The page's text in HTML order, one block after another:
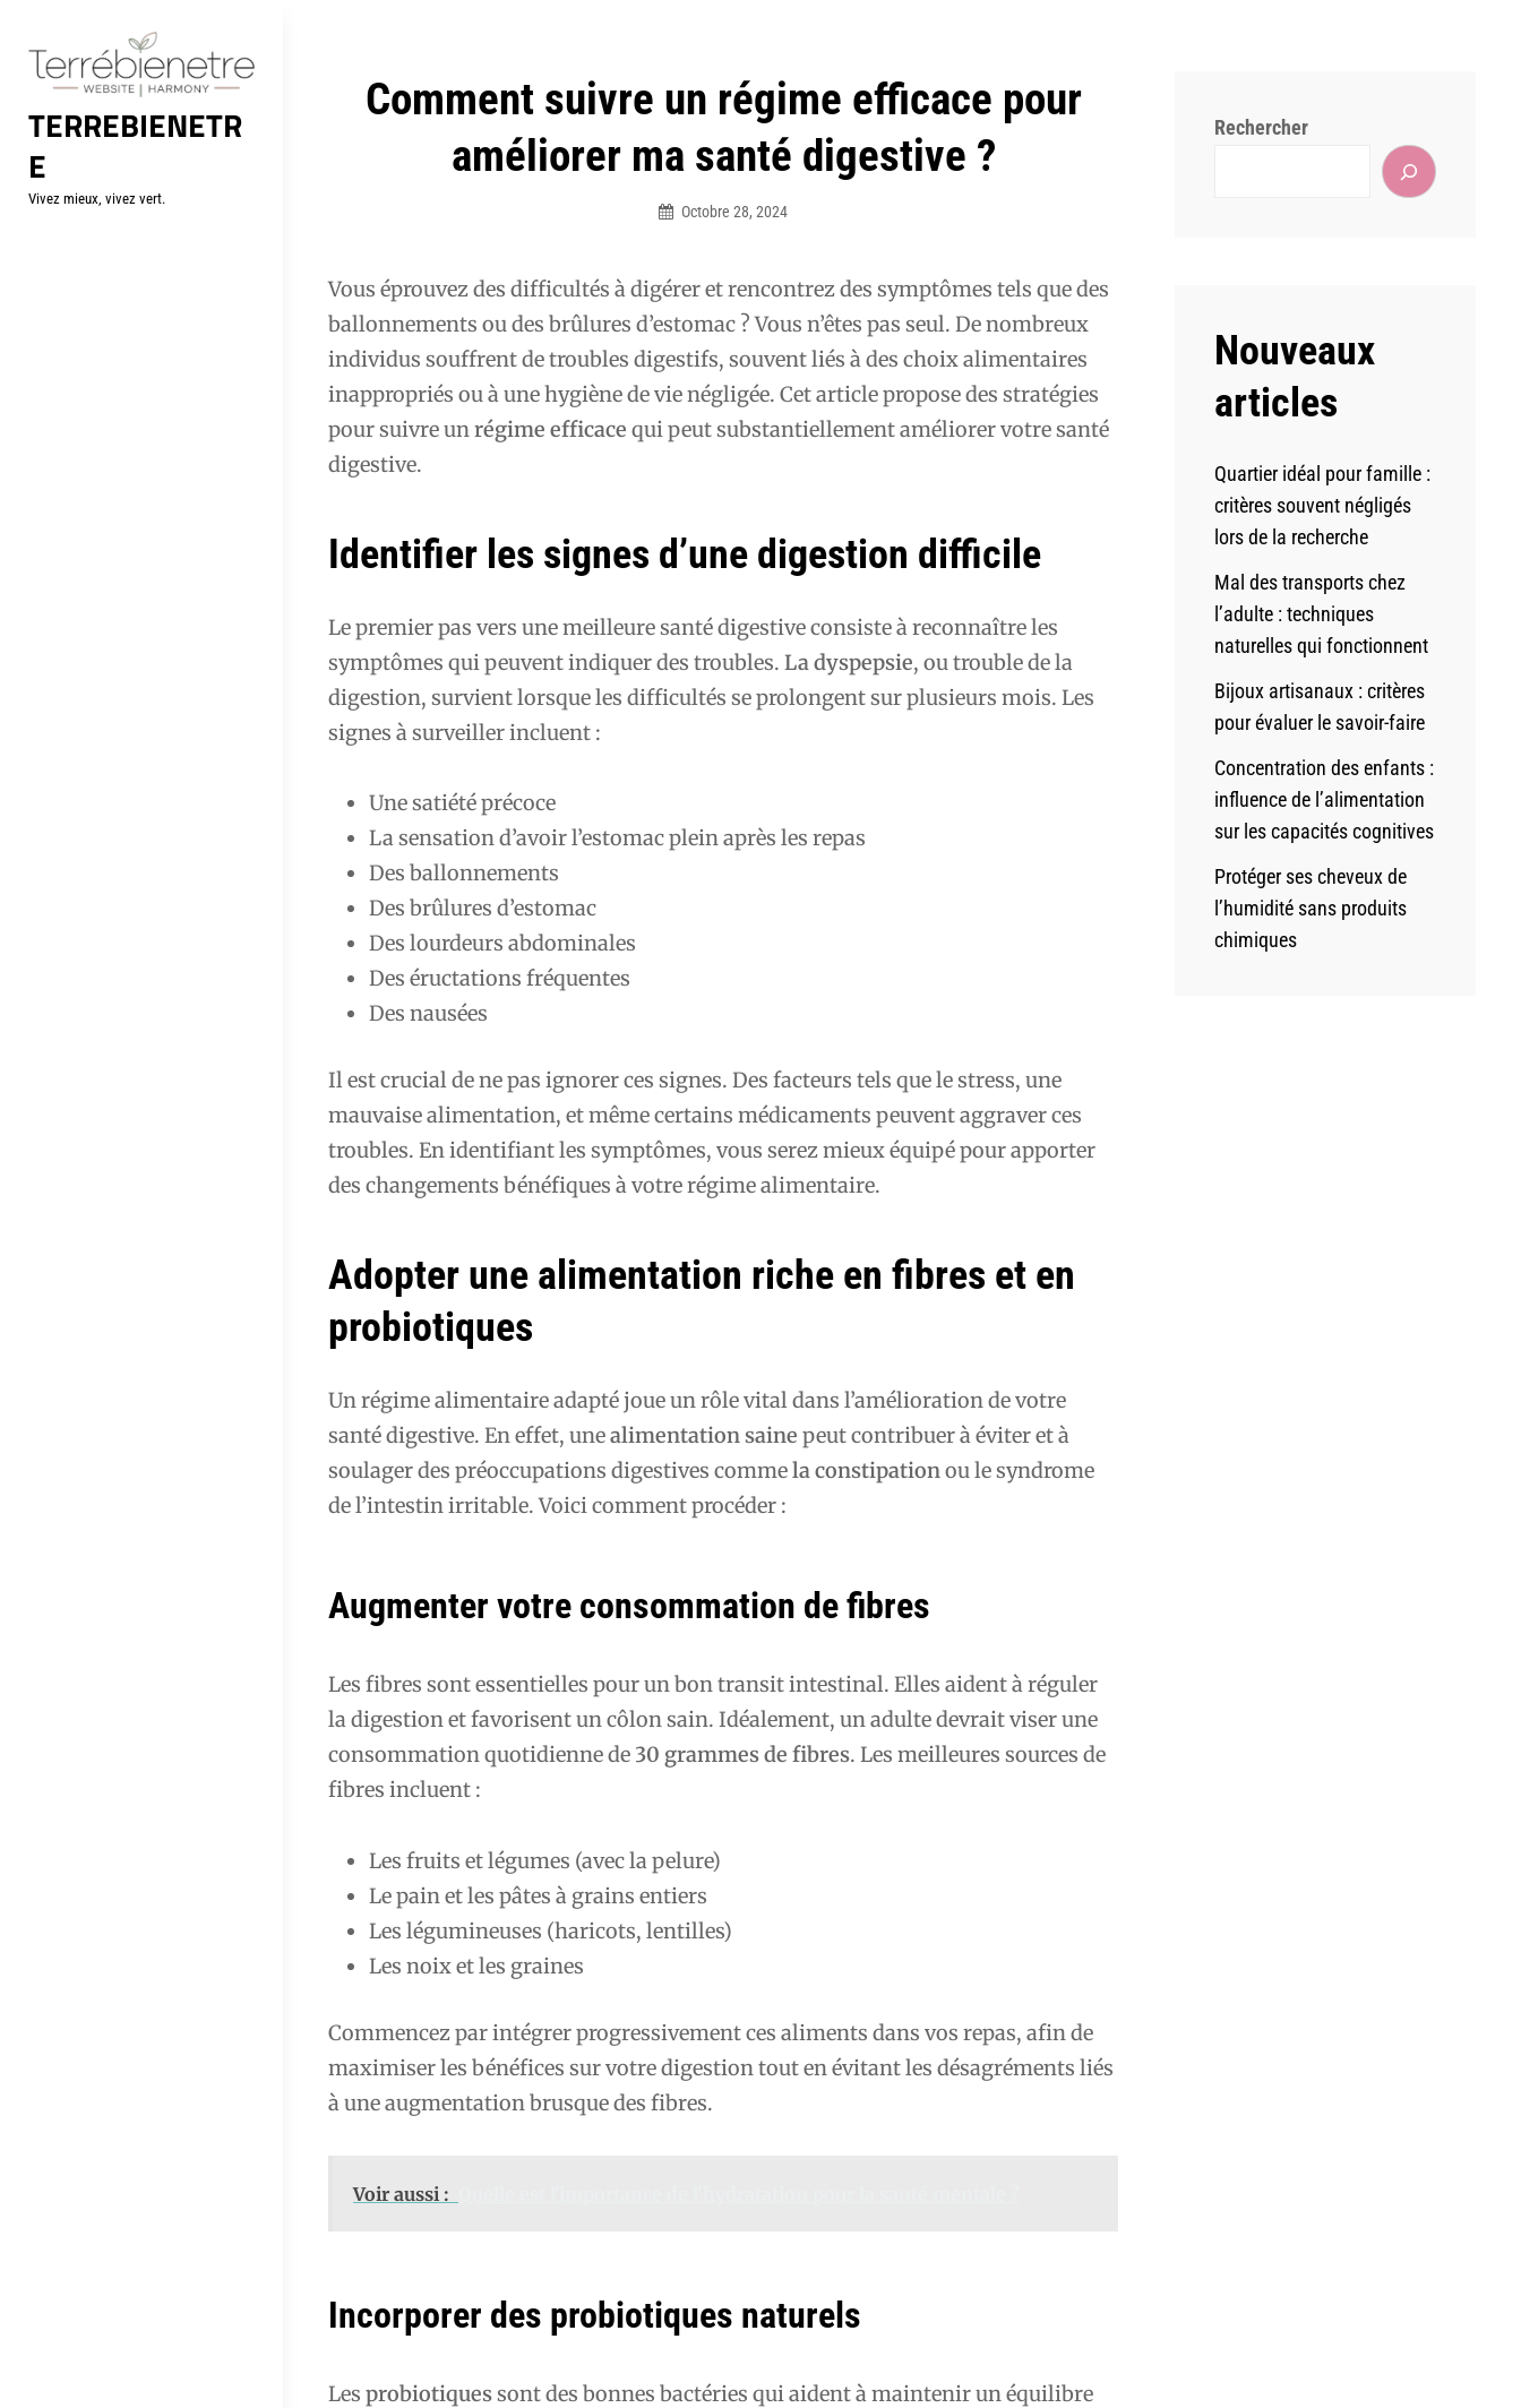
contenu
TERREBIENETR
E
Vivez mieux, vivez vert.
Comment suivre un régime efficace pour
améliorer ma santé digestive ?
Octobre 28, 2024
Vous éprouvez des difficultés à digérer et rencontrez des symptômes tels que des
ballonnements ou des brûlures d’estomac ? Vous n’êtes pas seul. De nombreux
individus souffrent de troubles digestifs, souvent liés à des choix alimentaires
inappropriés ou à une hygiène de vie négligée. Cet article propose des stratégies
pour suivre unrégime efficace qui peut substantiellement améliorer votre santé
digestive.
Identifier les signes d’une digestion difficile
Le premier pas vers une meilleure santé digestive consiste à reconnaître les
symptômes qui peuvent indiquer des troubles. La dyspepsie, ou trouble de la
digestion, survient lorsque les difficultés se prolongent sur plusieurs mois. Les
signes à surveiller incluent :
Une satiété précoce
La sensation d’avoir l’estomac plein après les repas
Des ballonnements
Des brûlures d’estomac
Des lourdeurs abdominales
Des éructations fréquentes
Des nausées
Il est crucial de ne pas ignorer ces signes. Des facteurs tels que le stress, une
mauvaise alimentation, et même certains médicaments peuvent aggraver ces
troubles. En identifiant les symptômes, vous serez mieux équipé pour apporter
des changements bénéfiques à votre régime alimentaire.
Adopter une alimentation riche en fibres et en
probiotiques
Un régime alimentaire adapté joue un rôle vital dans l’amélioration de votre
santé digestive. En effet, unealimentation saine peut contribuer à éviter et à
soulager des préoccupations digestives commela constipationou le syndrome
de l’intestin irritable. Voici comment procéder :
Augmenter votre consommation de fibres
Les fibres sont essentielles pour un bon transit intestinal. Elles aident à réguler
la digestion et favorisent un côlon sain. Idéalement, un adulte devrait viser une
consommation quotidienne de 30 grammes de fibres. Les meilleures sources de
fibres incluent :
Les fruits et légumes (avec la pelure)
Le pain et les pâtes à grains entiers
Les légumineuses (haricots, lentilles)
Les noix et les graines
Commencez par intégrer progressivement ces aliments dans vos repas, afin de
maximiser les bénéfices sur votre digestion tout en évitant les désagréments liés
à une augmentation brusque des fibres.
Voir aussi :
Incorporer des probiotiques naturels
Les probiotiquessont des bonnes bactéries qui aident à maintenir un équilibre
Navigation
Rechercher
Nouveaux
articles
Quartier idéal pour famille :
critères souvent négligés
lors de la recherche
Mal des transports chez
l’adulte : techniques
naturelles qui fonctionnent
Bijoux artisanaux : critères
pour évaluer le savoir-faire
Concentration des enfants :
influence de l’alimentation
sur les capacités cognitives
Protéger ses cheveux de
l’humidité sans produits
chimiques